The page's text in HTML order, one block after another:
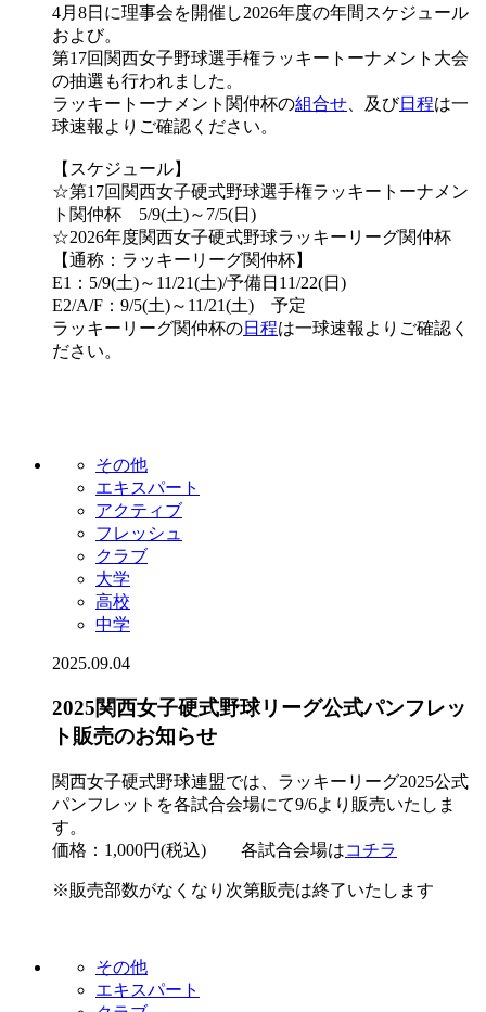
4月8日に理事会を開催し2026年度の年間スケジュール
および。
第17回関西女子野球選手権ラッキートーナメント大会
の抽選も行われました。
ラッキートーナメント関仲杯の組合せ 、及び日程は一
球速報よりご確認ください。
【スケジュール】
☆第17回関西女子硬式野球選手権ラッキートーナメン
ト関仲杯 5/9(土)～7/5(日)
☆2026年度関西女子硬式野球ラッキーリーグ関仲杯
【通称：ラッキーリーグ関仲杯】
E1：5/9(土)～11/21(土)/予備日11/22(日)
E2/A/F：9/5(土)～11/21(土) 予定
ラッキーリーグ関仲杯の日程は一球速報よりご確認く
ださい。
その他
エキスパート
アクティブ
フレッシュ
クラブ
大学
高校
中学
2025.09.04
2025関西女子硬式野球リーグ公式パンフレッ
ト販売のお知らせ
関西女子硬式野球連盟では、ラッキーリーグ2025公式
パンフレットを各試合会場にて9/6より販売いたしま
す。
価格：1,000円(税込) 各試合会場はコチラ
※販売部数がなくなり次第販売は終了いたします
その他
エキスパート